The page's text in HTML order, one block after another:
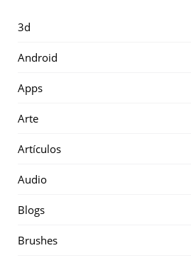
3d
Android
Apps
Arte
Artículos
Audio
Blogs
Brushes